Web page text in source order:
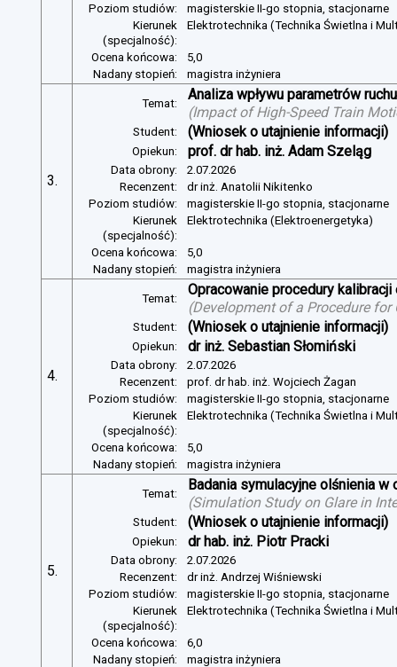
Poziom studiów:
magisterskie II-go stopnia, stacjonarne
Kierunek
(specjalność):
Elektrotechnika (Technika Świetlna i
Ocena końcowa:
5,0
Nadany stopień:
magistra inżyniera
3.
Temat:
Analiza wpływu parametrów
(Impact of High-Speed Train
Student: (Wniosek o utajnienie informacji)
Opiekun: prof. dr hab. inż. Adam Szeląg
Data obrony:
2.07.2026
Recenzent:
dr inż. Anatolii Nikitenko
Poziom studiów:
magisterskie II-go stopnia, stacjonarne
Kierunek
(specjalność):
Elektrotechnika (Elektroenergetyka)
Ocena końcowa:
5,0
Nadany stopień:
magistra inżyniera
4.
Temat:
Opracowanie procedury
(Development of a Procedure for
Student: (Wniosek o utajnienie informacji)
Opiekun: dr inż. Sebastian Słomiński
Data obrony:
2.07.2026
Recenzent:
prof. dr hab. inż. Wojciech Żagan
Poziom studiów:
magisterskie II-go stopnia, stacjonarne
Kierunek
(specjalność):
Elektrotechnika (Technika Świetlna i
Ocena końcowa:
5,0
Nadany stopień:
magistra inżyniera
5.
Temat:
Badania symulacyjne olśnienia
(Simulation Study on Glare in
Student: (Wniosek o utajnienie informacji)
Opiekun: dr hab. inż. Piotr Pracki
Data obrony:
2.07.2026
Recenzent:
dr inż. Andrzej Wiśniewski
Poziom studiów:
magisterskie II-go stopnia, stacjonarne
Kierunek
(specjalność):
Elektrotechnika (Technika Świetlna i
Ocena końcowa:
6,0
Nadany stopień:
magistra inżyniera